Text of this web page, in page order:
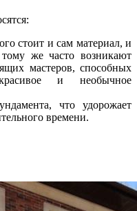
стоит и сам материал, и
же часто возникают
мастеров, способных
и необычное
что удорожает
времени.